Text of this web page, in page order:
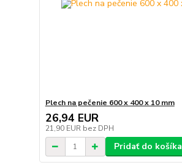
Plech na pečenie 600 x 400 x 10 mm
26,94 EUR
21,90 EUR bez DPH
Pridať do košíka